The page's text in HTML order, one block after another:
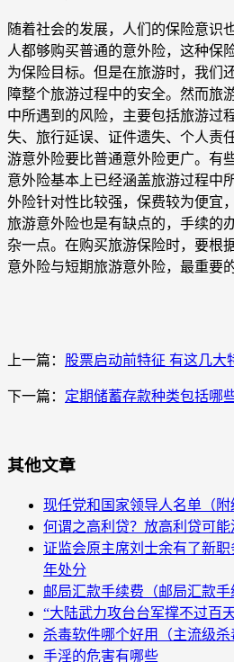
随着社会的发展，人们的保险意识
人都够购买普通的意外险，这种保
为保险目标。但是在旅游时，我们
障整个旅游过程中的安全。然而旅
中所遇到的风险，主要包括旅游过
失、旅行延误、证件遗失、个人责
游意外险要比普通意外险更广。有
意外险基本上已经涵盖旅游过程中
外险针对性比较强，保费较为便宜
旅游意外险也是有缺点的，手续的
杂一点。在购买旅游保险时，要根
意外险与短期旅游意外险，最重要
上一篇： 股票启动前特征 有这几大
下一篇： 定期储蓄存款种类包括哪
其他文章
现任党和国家领导人名单（附
何谓之高利贷？放高利贷可能
证监会原主席刘士余有了新
年处分
邮局汇款手续费（邮局汇款手
“大陆武力攻台台军撑不过百
杀毒软件哪个好用（主流级杀
手淫的危害有哪些